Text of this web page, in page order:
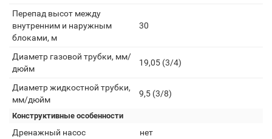
Перепад высот между
внутренним и наружным
блоками, м
30
Диаметр газовой трубки, мм/
дюйм
19,05 (3/4)
Диаметр жидкостной трубки,
мм/дюйм
9,5 (3/8)
Конструктивные особенности
Дренажный насос
нет